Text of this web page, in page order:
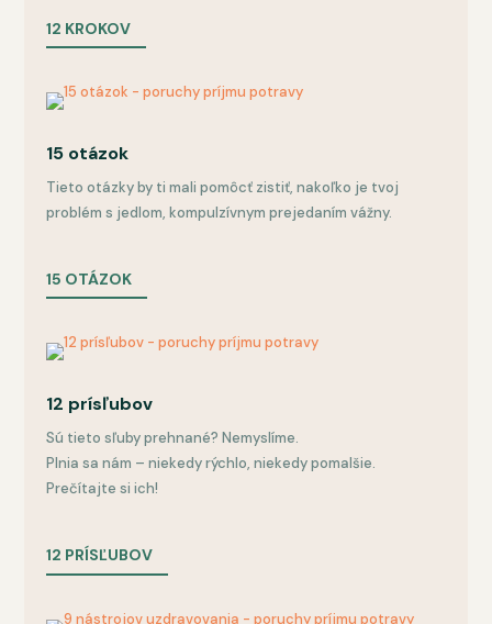
12 KROKOV
15 otázok
Tieto otázky by ti mali pomôcť zistiť, nakoľko je tvoj
problém s jedlom, kompulzívnym prejedaním vážny.
15 OTÁZOK
12 prísľubov
Sú tieto sľuby prehnané? Nemyslíme.
Plnia sa nám – niekedy rýchlo, niekedy pomalšie.
Prečítajte si ich!
12 PRÍSĽUBOV